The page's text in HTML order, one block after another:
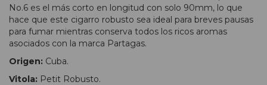
No.6 es el más corto en longitud con solo 90mm, lo que
hace que este cigarro robusto sea ideal para breves pausas
para fumar mientras conserva todos los ricos aromas
asociados con la marca Partagas.
Origen: Cuba.
Vitola: Petit Robusto.